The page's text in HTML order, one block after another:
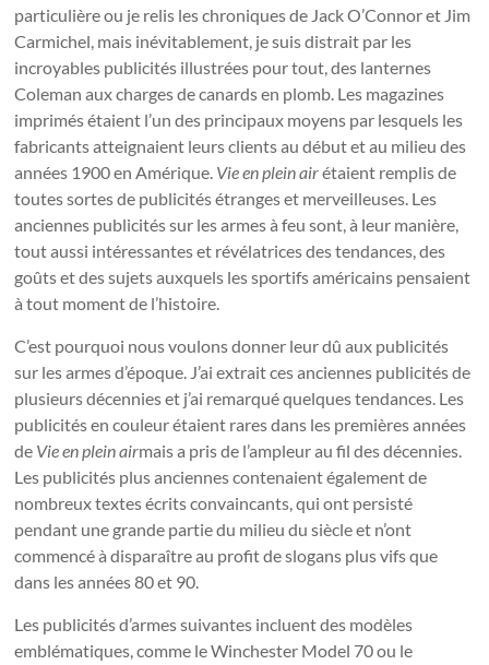
particulière ou je relis les chroniques de Jack O’Connor et Jim
Carmichel, mais inévitablement, je suis distrait par les
incroyables publicités illustrées pour tout, des lanternes
Coleman aux charges de canards en plomb. Les magazines
imprimés étaient l’un des principaux moyens par lesquels les
fabricants atteignaient leurs clients au début et au milieu des
années 1900 en Amérique. Vie en plein airétaient remplis de
toutes sortes de publicités étranges et merveilleuses. Les
anciennes publicités sur les armes à feu sont, à leur manière,
tout aussi intéressantes et révélatrices des tendances, des
goûts et des sujets auxquels les sportifs américains pensaient
à tout moment de l’histoire.
C’est pourquoi nous voulons donner leur dû aux publicités
sur les armes d’époque. J’ai extrait ces anciennes publicités de
plusieurs décennies et j’ai remarqué quelques tendances. Les
publicités en couleur étaient rares dans les premières années
de Vie en plein airmais a pris de l’ampleur au fil des décennies.
Les publicités plus anciennes contenaient également de
nombreux textes écrits convaincants, qui ont persisté
pendant une grande partie du milieu du siècle et n’ont
commencé à disparaître au profit de slogans plus vifs que
dans les années 80 et 90.
Les publicités d’armes suivantes incluent des modèles
emblématiques, comme le Winchester Model 70 ou le